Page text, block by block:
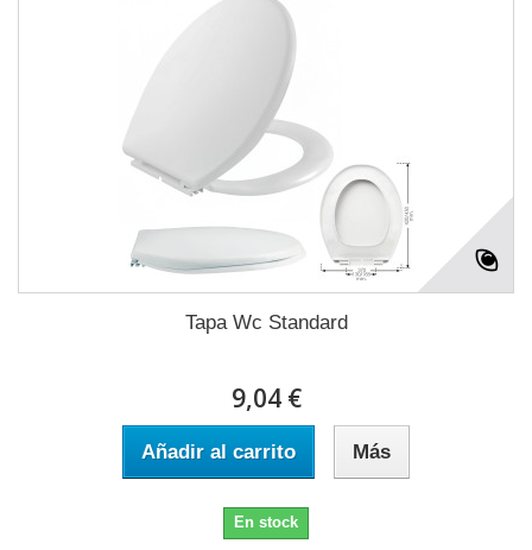
Tapa Wc Standard
9,04 €
Añadir al carrito Más
En stock